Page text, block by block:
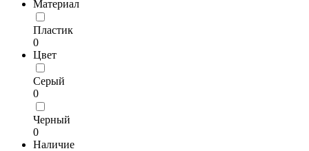
Материал
Пластик
0
Цвет
Серый
0
Черный
0
Наличие